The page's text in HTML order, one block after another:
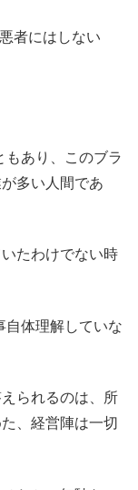
者にはしない
あり、このブラ
多い人間であ
たわけでない時
自体理解していな
られるのは、所
、経営陣は一切